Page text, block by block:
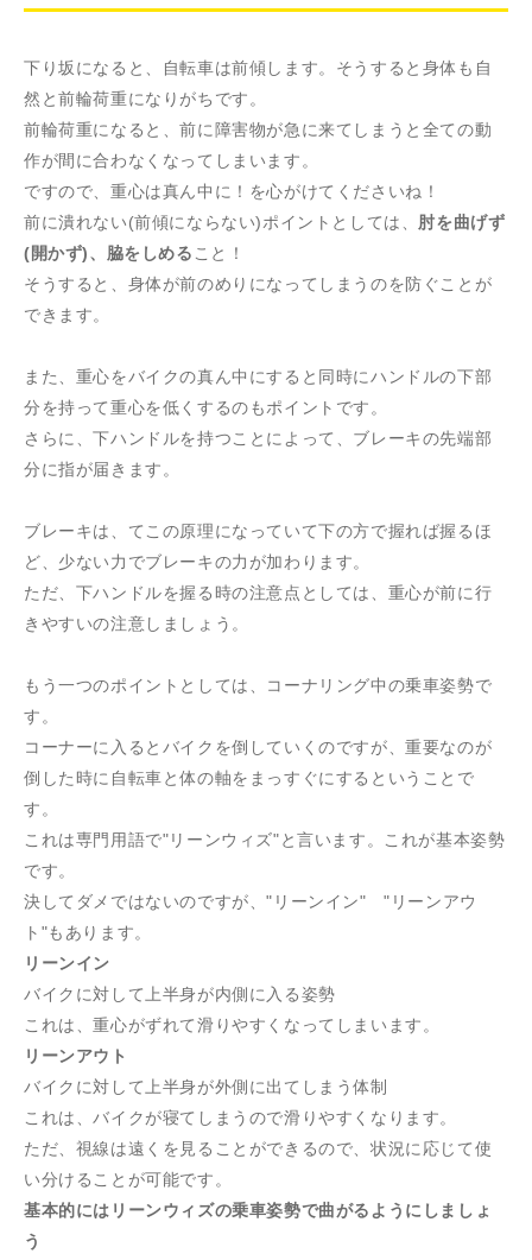
下り坂になると、自転車は前傾します。そうすると身体も自
然と前輪荷重になりがちです。
前輪荷重になると、前に障害物が急に来てしまうと全ての動
作が間に合わなくなってしまいます。
ですので、重心は真ん中に！を心がけてくださいね！
前に潰れない(前傾にならない)ポイントとしては、 肘を曲げず
(開かず)、脇をしめる こと！
そうすると、身体が前のめりになってしまうのを防ぐことが
できます。
また、重心をバイクの真ん中にすると同時にハンドルの下部
分を持って重心を低くするのもポイントです。
さらに、下ハンドルを持つことによって、ブレーキの先端部
分に指が届きます。
ブレーキは、てこの原理になっていて下の方で握れば握るほ
ど、少ない力でブレーキの力が加わります。
ただ、下ハンドルを握る時の注意点としては、重心が前に行
きやすいの注意しましょう。
もう一つのポイントとしては、コーナリング中の乗車姿勢で
す。
コーナーに入るとバイクを倒していくのですが、重要なのが
倒した時に自転車と体の軸をまっすぐにするということで
す。
これは専門用語で"リーンウィズ"と言います。これが基本姿勢
です。
決してダメではないのですが、"リーンイン" "リーンアウ
ト"もあります。
リーンイン
バイクに対して上半身が内側に入る姿勢
これは、重心がずれて滑りやすくなってしまいます。
リーンアウト
バイクに対して上半身が外側に出てしまう体制
これは、バイクが寝てしまうので滑りやすくなります。
ただ、視線は遠くを見ることができるので、状況に応じて使
い分けることが可能です。
基本的にはリーンウィズの乗車姿勢で曲がるようにしましょ
う